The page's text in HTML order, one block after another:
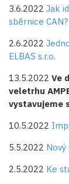
3.6.2022 Jak
sběrnice CAN?
2.6.2022
ELBAS s.r.o.
13.5.2022 Ve
veletrhu
vystavujeme
10.5.2022
5.5.2022 Nový
2.5.2022 Ke